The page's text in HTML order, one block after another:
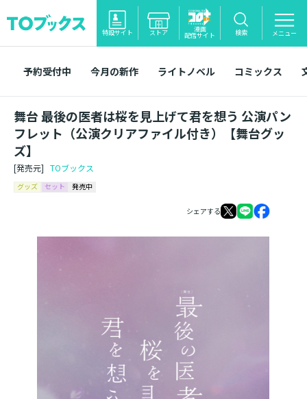
特設サイト ストア 漫画
配信サイト 検索 メニュー
予約受付中 今月の新作 ライトノベル コミックス
舞台 最後の医者は桜を見上げて君を想う 公演パン
フレット（公演クリアファイル付き）【舞台グッ
ズ】
[発売元] TOブックス
グッズ セット 発売中
シェアする